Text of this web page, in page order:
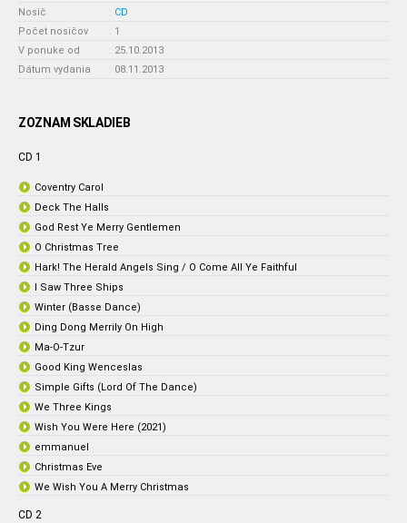
Nosič
: CD
Počet nosičov
: 1
V ponuke od
: 25.10.2013
Dátum vydania
: 08.11.2013
ZOZNAM SKLADIEB
CD 1
Coventry Carol
Deck The Halls
God Rest Ye Merry Gentlemen
O Christmas Tree
Hark! The Herald Angels Sing / O Come All Ye Faithful
I Saw Three Ships
Winter (Basse Dance)
Ding Dong Merrily On High
Ma-O-Tzur
Good King Wenceslas
Simple Gifts (Lord Of The Dance)
We Three Kings
Wish You Were Here (2021)
emmanuel
Christmas Eve
We Wish You A Merry Christmas
CD 2